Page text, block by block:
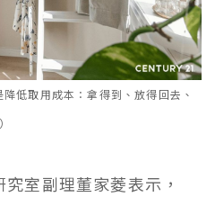
低取用成本：拿得到、放得回去、
室副理董家菱表示，